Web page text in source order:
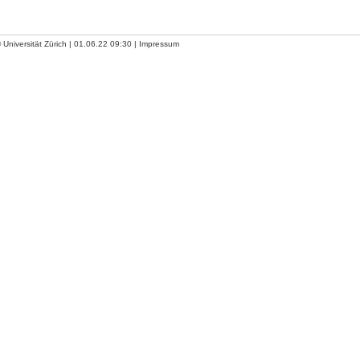
Universität Zürich | 01.06.22 09:30 | Impressum